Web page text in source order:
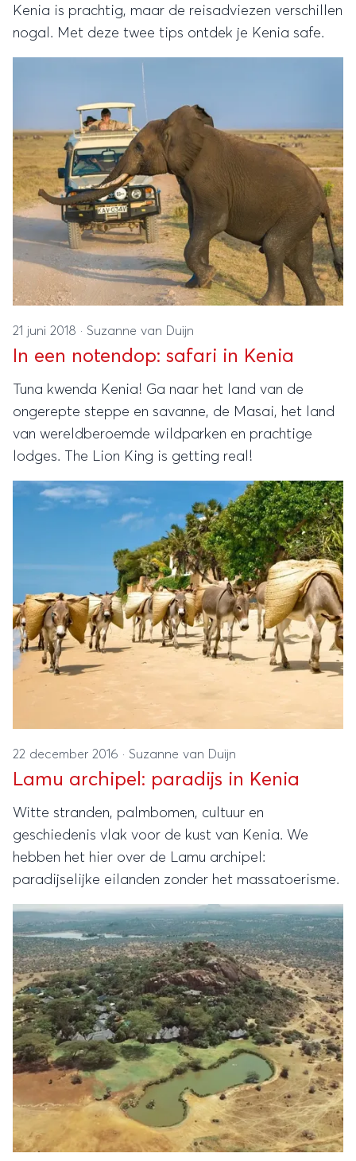
Kenia is prachtig, maar de reisadviezen verschillen
nogal. Met deze twee tips ontdek je Kenia safe.
21 juni 2018 · Suzanne van Duijn
In een notendop: safari in Kenia
Tuna kwenda Kenia! Ga naar het land van de
ongerepte steppe en savanne, de Masai, het land
van wereldberoemde wildparken en prachtige
lodges. The Lion King is getting real!
22 december 2016 · Suzanne van Duijn
Lamu archipel: paradijs in Kenia
Witte stranden, palmbomen, cultuur en
geschiedenis vlak voor de kust van Kenia. We
hebben het hier over de Lamu archipel:
paradijselijke eilanden zonder het massatoerisme.